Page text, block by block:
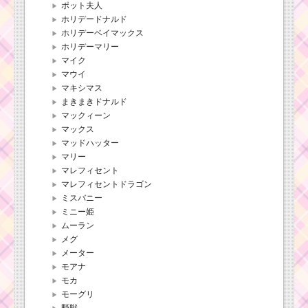
ポット夫人
ホリデードナルド
ホリデーベイマックス
ホリデーマリー
マイク
マウイ
マキシマス
まきまきドナルド
マックィーン
マックス
マッドハッター
マリー
マレフィセント
マレフィセントドラゴン
ミスバニー
ミニー姫
ムーラン
メグ
メーター
モアナ
モカ
モーグリ